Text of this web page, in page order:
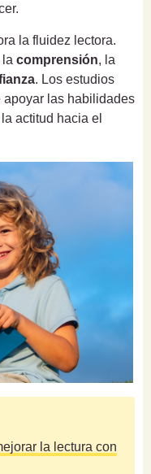
la fluidez lectora.
la comprensión, la
. Los estudios
las habilidades
actitud hacia el
la lectura con